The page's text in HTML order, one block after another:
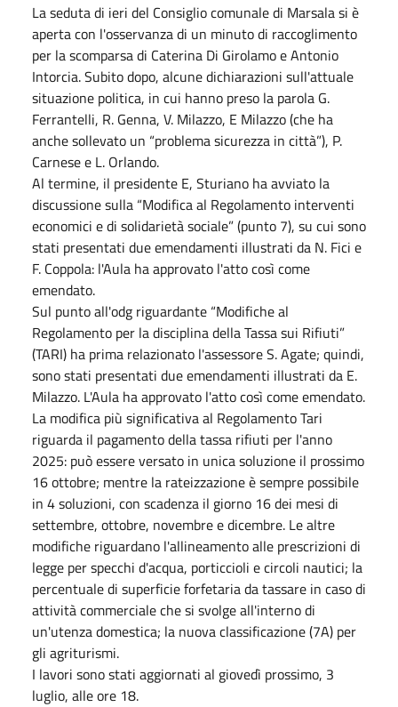
La seduta di ieri del Consiglio comunale di Marsala si è
aperta con l'osservanza di un minuto di raccoglimento
per la scomparsa di Caterina Di Girolamo e Antonio
Intorcia. Subito dopo, alcune dichiarazioni sull'attuale
situazione politica, in cui hanno preso la parola G.
Ferrantelli, R. Genna, V. Milazzo, E Milazzo (che ha
anche sollevato un “problema sicurezza in città”), P.
Carnese e L. Orlando.
Al termine, il presidente E, Sturiano ha avviato la
discussione sulla “Modifica al Regolamento interventi
economici e di solidarietà sociale” (punto 7), su cui sono
stati presentati due emendamenti illustrati da N. Fici e
F. Coppola: l'Aula ha approvato l'atto così come
emendato.
Sul punto all'odg riguardante “Modifiche al
Regolamento per la disciplina della Tassa sui Rifiuti”
(TARI) ha prima relazionato l'assessore S. Agate; quindi,
sono stati presentati due emendamenti illustrati da E.
Milazzo. L'Aula ha approvato l'atto così come emendato.
La modifica più significativa al Regolamento Tari
riguarda il pagamento della tassa rifiuti per l'anno
2025: può essere versato in unica soluzione il prossimo
16 ottobre; mentre la rateizzazione è sempre possibile
in 4 soluzioni, con scadenza il giorno 16 dei mesi di
settembre, ottobre, novembre e dicembre. Le altre
modifiche riguardano l'allineamento alle prescrizioni di
legge per specchi d'acqua, porticcioli e circoli nautici; la
percentuale di superficie forfetaria da tassare in caso di
attività commerciale che si svolge all'interno di
un'utenza domestica; la nuova classificazione (7A) per
gli agriturismi.
I lavori sono stati aggiornati al giovedì prossimo, 3
luglio, alle ore 18.